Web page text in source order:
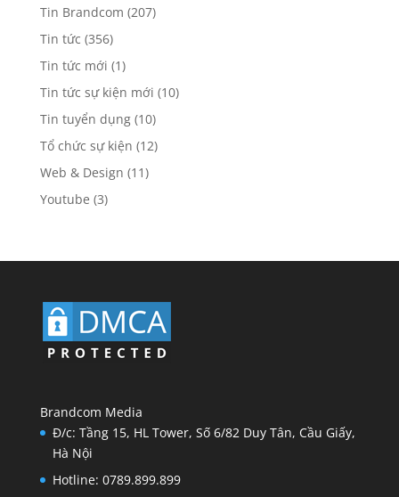
Tin Brandcom (207)
Tin tức (356)
Tin tức mới (1)
Tin tức sự kiện mới (10)
Tin tuyển dụng(10)
Tổ chức sự kiện (12)
Web & Design (11)
Youtube (3)
Brandcom Media
Đ/c: Tầng 15, HL Tower, Số 6/82 Duy Tân, Cầu Giấy,
Hà Nội
Hotline: 0789.899.899